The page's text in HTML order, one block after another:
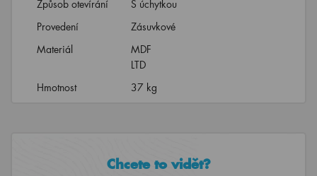
Způsob otevírání
S úchytkou
Provedení
Zásuvkové
Materiál
MDF
LTD
Hmotnost
37 kg
Chcete to vidět?